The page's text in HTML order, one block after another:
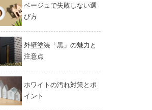
ベージュで失敗しない選
び方
外壁塗装「黒」の魅力と
注意点
ホワイトの汚れ対策とポ
イント